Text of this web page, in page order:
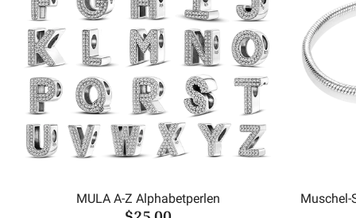
MULA A-Z Alphabetperlen Muschel-